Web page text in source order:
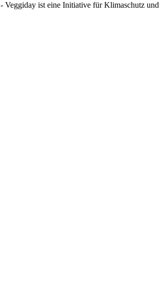
- Veggiday ist eine Initiative für Klimaschutz